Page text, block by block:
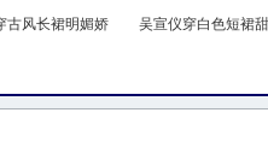
古风长裙明媚娇 吴宣仪穿白色短裙